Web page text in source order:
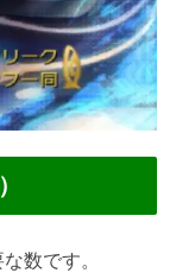
数です。